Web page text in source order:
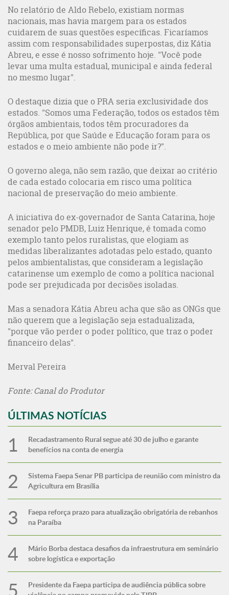
No relatório de Aldo Rebelo, existiam normas
nacionais, mas havia margem para os estados
cuidarem de suas questões específicas. Ficaríamos
assim com responsabilidades superpostas, diz Kátia
Abreu, e esse é nosso sofrimento hoje. "Você pode
levar uma multa estadual, municipal e ainda federal
no mesmo lugar".
O destaque dizia que o PRA seria exclusividade dos
estados. "Somos uma Federação, todos os estados têm
órgãos ambientais, todos têm procuradores da
República, por que Saúde e Educação foram para os
estados e o meio ambiente não pode ir?".
O governo alega, não sem razão, que deixar ao critério
de cada estado colocaria em risco uma política
nacional de preservação do meio ambiente.
A iniciativa do ex-governador de Santa Catarina, hoje
senador pelo PMDB, Luiz Henrique, é tomada como
exemplo tanto pelos ruralistas, que elogiam as
medidas liberalizantes adotadas pelo estado, quanto
pelos ambientalistas, que consideram a legislação
catarinense um exemplo de como a política nacional
pode ser prejudicada por decisões isoladas.
Mas a senadora Kátia Abreu acha que são as ONGs que
não querem que a legislação seja estadualizada,
"porque vão perder o poder político, que traz o poder
financeiro delas".
Merval Pereira
Fonte: Canal do Produtor
ÚLTIMAS NOTÍCIAS
Recadastramento Rural segue até 30 de julho e garante
benefícios na conta de energia
Sistema Faepa Senar PB participa de reunião com ministro da
Agricultura em Brasília
Faepa reforça prazo para atualização obrigatória de rebanhos
na Paraíba
Mário Borba destaca desafios da infraestrutura em seminário
sobre logística e exportação
Presidente da Faepa participa de audiência pública sobre